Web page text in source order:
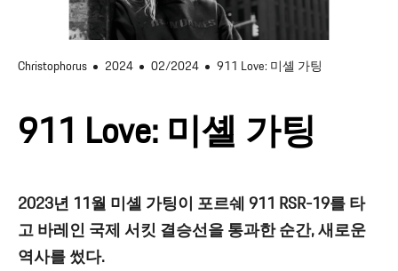
Christophorus 2024 02/2024 911 Love: 미셸 가팅
911 Love: 미셸 가팅
2023년 11월 미셸 가팅이 포르쉐 911 RSR-19를 타
고 바레인 국제 서킷 결승선을 통과한 순간, 새로운
역사를 썼다.